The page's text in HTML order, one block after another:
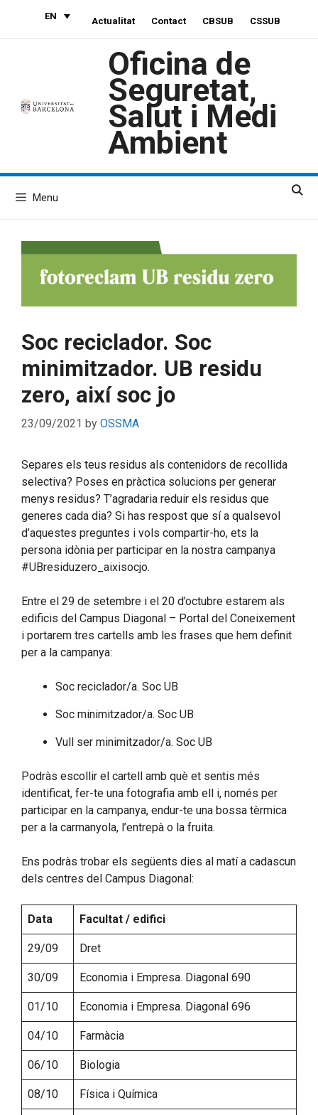
EN Actualitat Contact CBSUB CSSUB
Oficina de
Seguretat,
Salut i Medi
Ambient
Menu
Soc reciclador. Soc
minimitzador. UB residu
zero, així soc jo
23/09/2021 by OSSMA
Separes els teus residus als contenidors de recollida
selectiva? Poses en pràctica solucions per generar
menys residus? T’agradaria reduir els residus que
generes cada dia? Si has respost que sí a qualsevol
d’aquestes preguntes i vols compartir-ho, ets la
persona idònia per participar en la nostra campanya
#UBresiduzero_aixisocjo.
Entre el 29 de setembre i el 20 d’octubre estarem als
edificis del Campus Diagonal – Portal del Coneixement
i portarem tres cartells amb les frases que hem definit
per a la campanya:
Soc reciclador/a. Soc UB
Soc minimitzador/a. Soc UB
Vull ser minimitzador/a. Soc UB
Podràs escollir el cartell amb què et sentis més
identificat, fer-te una fotografia amb ell i, només per
participar en la campanya, endur-te una bossa tèrmica
per a la carmanyola, l’entrepà o la fruita.
Ens podràs trobar els següents dies al matí a cadascun
dels centres del Campus Diagonal:
Data Facultat / edifici
29/09 Dret
30/09 Economia i Empresa. Diagonal 690
01/10 Economia i Empresa. Diagonal 696
04/10 Farmàcia
06/10 Biologia
08/10 Física i Química